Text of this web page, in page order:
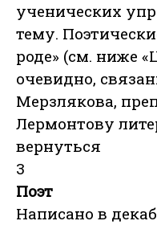
ученических
тему.
роде» (см. ниже
очевидно,
Мерзлякова,
Лермонтову
вернуться
3
Поэт
Написано в